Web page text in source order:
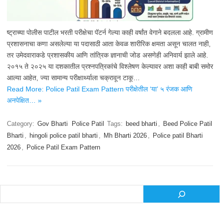
ष्ट्राच्या पोलीस पाटील भरती परीक्षेचा पॅटर्न गेल्या काही वर्षांत वेगाने बदलला आहे. ग्रामीण
प्रशासनाचा कणा असलेल्या या पदासाठी आता केवळ शारीरिक क्षमता असून चालत नाही,
तर उमेदवाराकडे प्रशासकीय आणि तांत्रिक ज्ञानाची जोड असणेही अनिवार्य झाले आहे.
२०१५ ते २०२५ या दशकातील प्रश्नपत्रिकांचे विश्लेषण केल्यावर अशा काही बाबी समोर
आल्या आहेत, ज्या सामान्य परीक्षार्थ्याला चक्रावून टाकू…
Read More: Police Patil Exam Pattern परीक्षेतील ‘या’ ५ रंजक आणि
अनपेक्षित… »
Category: Gov Bharti Police Patil Tags: beed bharti , Beed Police Patil
Bharti , hingoli police patil bharti , Mh Bharti 2026 , Police patil Bharti
2026 , Police Patil Exam Pattern